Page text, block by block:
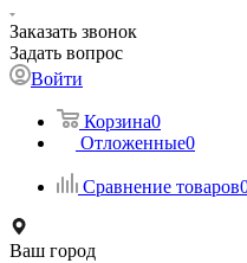
Заказать звонок
Задать вопрос
Войти
Корзина0
Отложенные0
Сравнение товаров
Ваш город